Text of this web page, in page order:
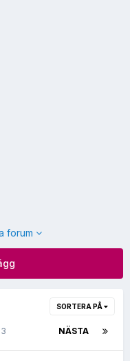
forum
SORTERA PÅ
NÄSTA